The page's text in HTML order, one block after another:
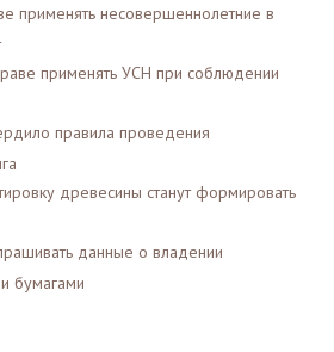
применять несовершеннолетние в
применять УСН при соблюдении
правила проведения
древесины станут формировать
данные о владении
бумагами